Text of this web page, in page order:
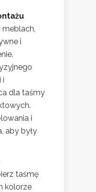
meblach,
i
i
dla taśmy
i
aby były
taśmę
kolorze